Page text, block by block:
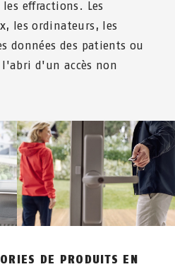
effractions. Les
les ordinateurs, les
données des patients ou
d'un accès non
DE PRODUITS EN